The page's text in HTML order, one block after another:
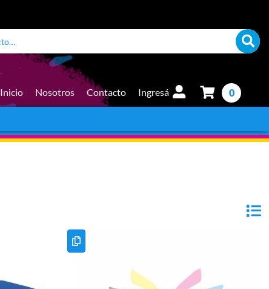
Inicio Nosotros Contacto Ingresá 0